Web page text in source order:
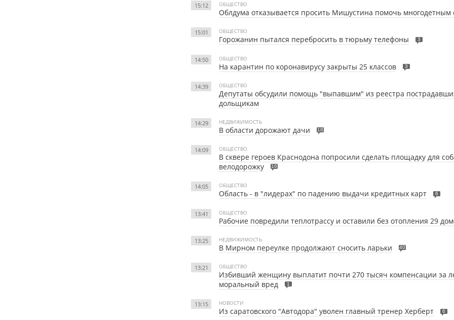
15:12 ОБЩЕСТВО
Облдума отказывается просить Мишустина помочь многодетным
15:01 ОБЩЕСТВО
Горожанин пытался перебросить в тюрьму телефоны 3
14:50 ОБЩЕСТВО
На карантин по коронавирусу закрыты 25 классов 3
14:39 ОБЩЕСТВО
Депутаты обсудили помощь "выпавшим" из реестра
дольщикам
14:29 НЕДВИЖИМОСТЬ
В области дорожают дачи 18
14:09 ОБЩЕСТВО
В сквере героев Краснодона попросили сделать площадку для
велодорожку
16
14:05 ОБЩЕСТВО
Область - в "лидерах" по падению выдачи кредитных карт 6
13:41 ОБЩЕСТВО
Рабочие повредили теплотрассу и оставили без отопления 29
13:25 НЕДВИЖИМОСТЬ
В Мирном переулке продолжают сносить ларьки 40
13:21 ОБЩЕСТВО
Избивший женщину выплатит почти 270 тысяч компенсации за
моральный вред
1
13:15 НОВОСТИ
Из саратовского "Автодора" уволен главный тренер Херберт 6